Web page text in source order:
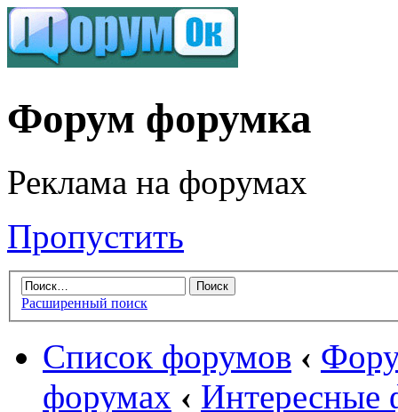
Форум форумка
Реклама на форумах
Пропустить
Расширенный поиск
Список форумов ‹
форумах ‹ Интересные